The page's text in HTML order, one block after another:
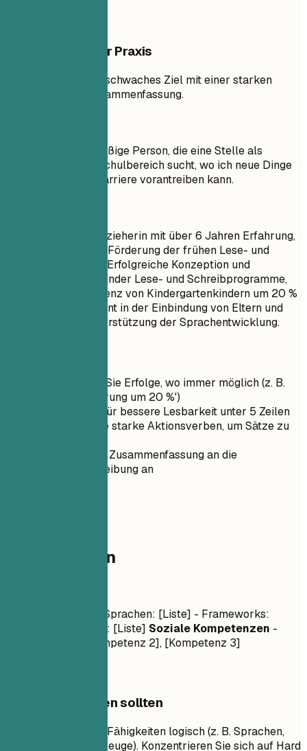
Beispiele aus der Praxis
Vergleichen Sie ein schwaches Ziel mit einer starken
professionellen Zusammenfassung.
Ziel: Ich bin eine fleißige Person, die eine Stelle als
Erzieher/in im Vorschulbereich sucht, wo ich neue Dinge
lernen und meine Karriere vorantreiben kann.
Hochqualifizierte Erzieherin mit über 6 Jahren Erfahrung,
spezialisiert auf die Förderung der frühen Lese- und
Schreibkompetenz. Erfolgreiche Konzeption und
Umsetzung umfassender Lese- und Schreibprogramme,
die die Lesekompetenz von Kindergartenkindern um 20 %
steigerten. Kompetent in der Einbindung von Eltern und
Gemeinden zur Unterstützung der Sprachentwicklung.
Quantifizieren Sie Erfolge, wo immer möglich (z. B.
'Umsatzsteigerung um 20 %')
Halten Sie es für bessere Lesbarkeit unter 5 Zeilen
Verwenden Sie starke Aktionsverben, um Sätze zu
Passen Sie die Zusammenfassung an die
Stellenbeschreibung an
Kompetenzen
- Sprachen: [Liste] - Frameworks:
[Liste] - Werkzeuge: [Liste] Soziale Kompetenzen -
[Kompetenz 1], [Kompetenz 2], [Kompetenz 3]
Worauf Sie achten sollten
Gruppieren Sie Ihre Fähigkeiten logisch (z. B. Sprachen,
Frameworks, Werkzeuge). Konzentrieren Sie sich auf Hard